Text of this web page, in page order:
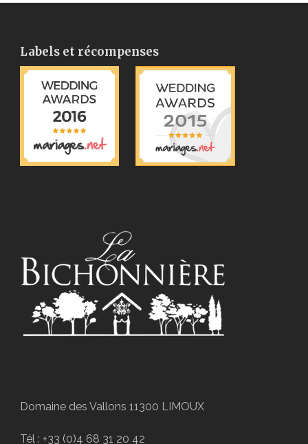
Labels et récompenses
Domaine des Vallons 11300 LIMOUX
Tél : +33 (0)4 68 31 20 42